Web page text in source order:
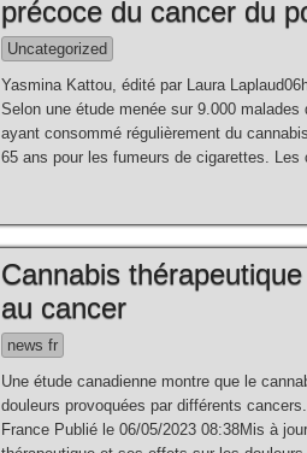
précoce du cancer du
Uncategorized
Yasmina Kattou, édité par Laura
Selon une étude menée sur 9.000
ayant consommé régulièrement du
65 ans pour les fumeurs de cigarettes.
Cannabis
au cancer
news fr
Une étude canadienne montre que le
douleurs provoquées par différents
France Publié le 06/05/2023 08:38Mis à